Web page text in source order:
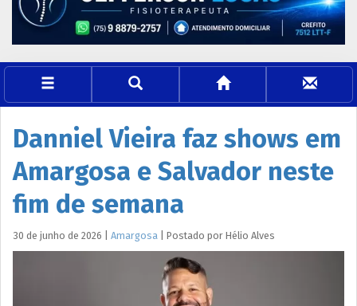
Danniel Vieira faz shows em
Amargosa e Salvador neste
fim de semana
30 de junho de 2026 Amargosa Postado por Hélio Alves